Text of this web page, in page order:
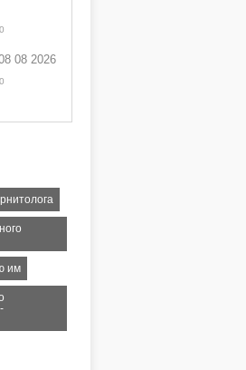
08 2026
им